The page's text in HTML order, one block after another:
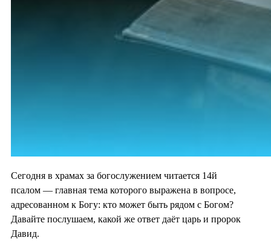
Сегодня в храмах за богослужением читается 14й
псалом — главная тема которого выражена в вопросе,
адресованном к Богу: кто может быть рядом с Богом?
Давайте послушаем, какой же ответ даёт царь и пророк
Давид.